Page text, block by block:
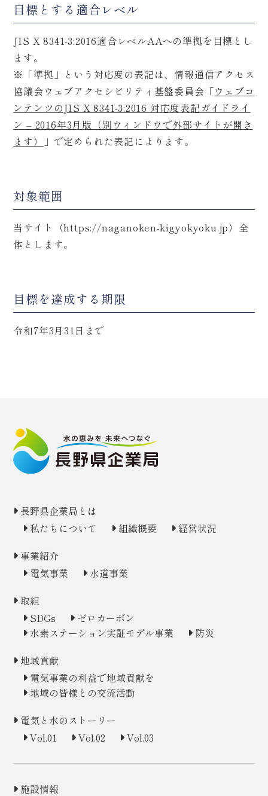
目標とする適合レベル
JIS X 8341-3:2016適合レベルAAへの準拠を目標とし
ます。
※「準拠」という対応度の表記は、情報通信アクセス
協議会ウェブアクセシビリティ基盤委員会「ウェブコ
ンテンツのJIS X 8341-3:2016 対応度表記ガイドライ
ン – 2016年3月版（別ウィンドウで外部サイトが開き
ます）
」で定められた表記によります。
対象範囲
当サイト（https://naganoken-kigyokyoku.jp）全
体とします。
目標を達成する期限
令和7年3月31日まで
長野県企業局とは
私たちについて
組織概要
経営状況
事業紹介
電気事業
水道事業
取組
SDGs
ゼロカーボン
水素ステーション実証モデル事業
防災
地域貢献
電気事業の利益で地域貢献を
地域の皆様との交流活動
電気と水のストーリー
Vol.01
Vol.02 Vol.03
施設情報